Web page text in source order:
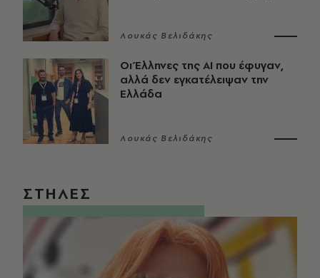
Λουκάς Βελιδάκης
Οι Έλληνες της ΑΙ που έφυγαν,
αλλά δεν εγκατέλειψαν την
Ελλάδα
Λουκάς Βελιδάκης
ΣΤΗΛΕΣ